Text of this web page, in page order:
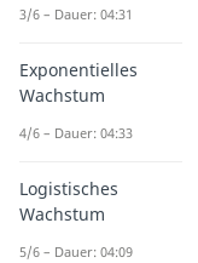
Nach Beantwortung
Studyflix zu verbessern. Mehr
So berechnest
und
zur Stelle im
(01:33)
3/6 – Dauer: 04:31
Exponentielles
Wachstum
4/6 – Dauer: 04:33
Logistisches
Wachstum
5/6 – Dauer: 04:09